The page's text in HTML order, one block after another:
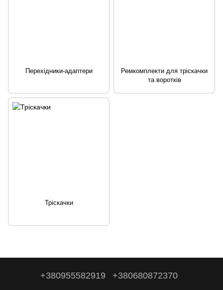
Перехідники-адаптери
Ремкомплекти для тріскачки
та воротків
Тріскачки
+380955582919 +380680872370